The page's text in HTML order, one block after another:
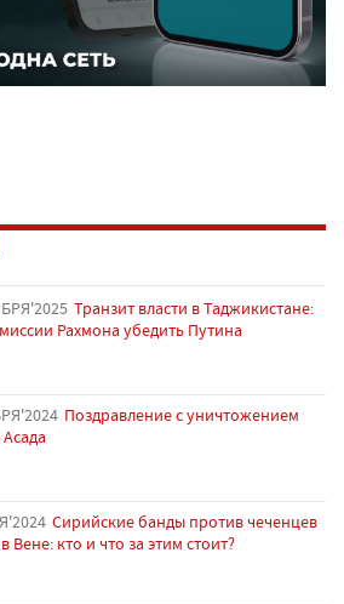
Транзит власти в Таджикистане:
Рахмона убедить Путина
Поздравление с уничтожением
Сирийские банды против чеченцев
Вене: кто и что за этим стоит?